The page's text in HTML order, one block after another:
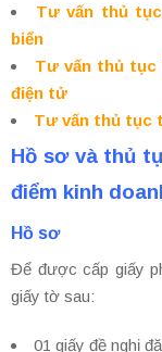
Tư vấn thủ
biển
Tư vấn thủ tục
điện tử
Tư vấn thủ tục
Hồ sơ và thủ
điểm kinh
Hồ sơ
Để được cấp giấy
giấy tờ sau:
01 giấy đề nghị